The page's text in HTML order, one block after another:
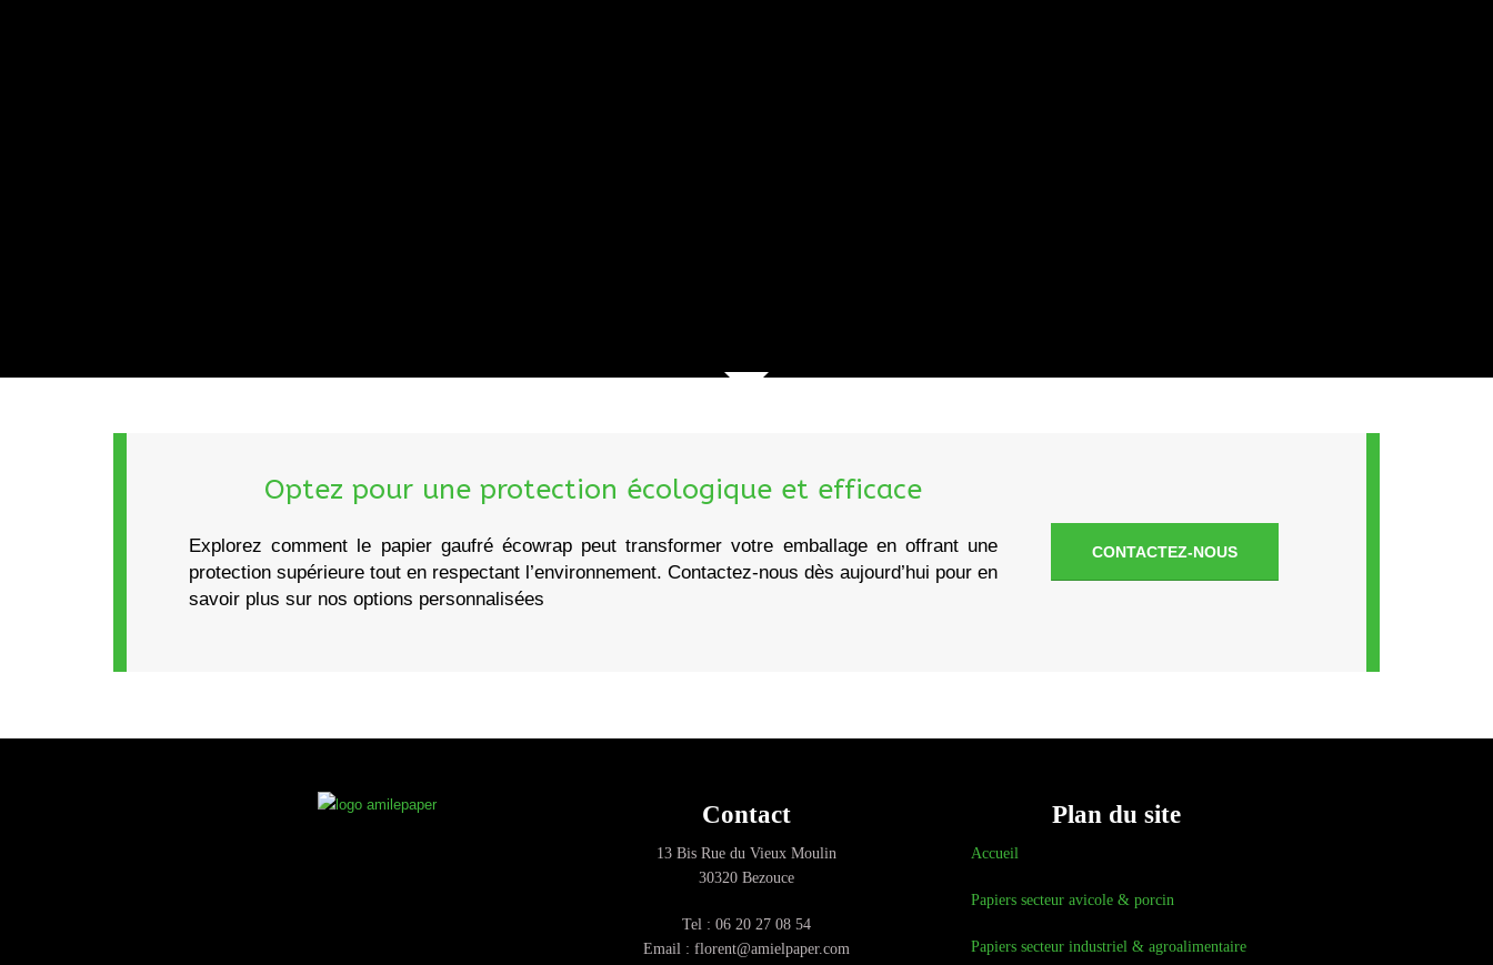
Optez pour une protection écologique et efficace
Explorez comment le papier gaufré écowrap peut transformer votre emballage en offrant une
protection supérieure tout en respectant l’environnement. Contactez-nous dès aujourd’hui pour en
savoir plus sur nos options personnalisées
CONTACTEZ-NOUS
Contact
13 Bis Rue du Vieux Moulin
30320 Bezouce
Tel : 06 20 27 08 54
Email : florent@amielpaper.com
Plan du site
Accueil
Papiers secteur avicole & porcin
Papiers secteur industriel & agroalimentaire